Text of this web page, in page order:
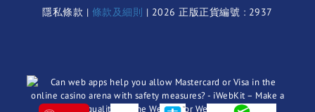
隱私條款 | 條款及細則 | 2026 正版正貨編號 : 2937